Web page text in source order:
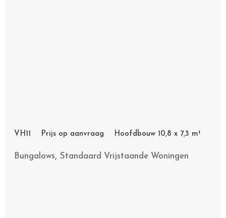
VH11 Prijs op aanvraag Hoofdbouw 10,8 x 7,3 m¹
Bungalows,Standaard Vrijstaande Woningen